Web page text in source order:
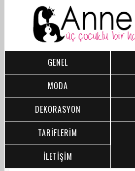
GENEL
MODA
DEKORASYON
TARİFLERİM
İLETİŞİM